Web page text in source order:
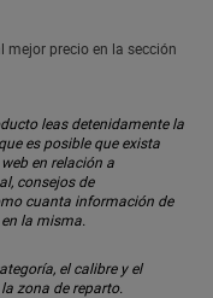
mejor precio en la sección
leas detenidamente la
es posible que exista
en relación a
consejos de
cuanta información de
la misma.
el calibre y el
zona de reparto.